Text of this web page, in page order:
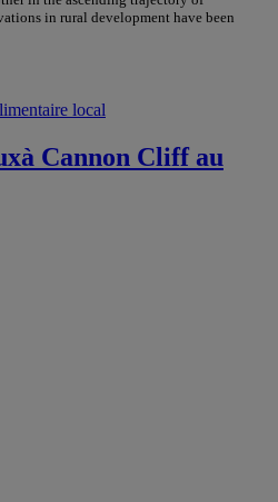
in rural development have been
local
Cannon Cliff au